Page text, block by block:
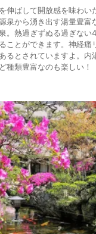
伸ばして開放感を味わい
泉から湧き出す湯量豊富
。熱過ぎずぬる過ぎない
ことができます。神経痛
るとされていますよ。内
種類豊富なのも楽しい！